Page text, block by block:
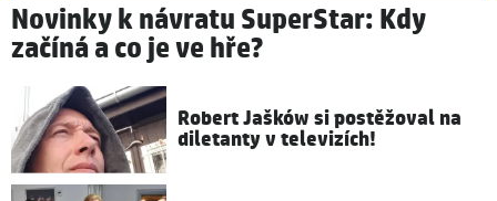
Novinky k návratu SuperStar: Kdy
začíná a co je ve hře?
Robert Jašków si postěžoval na
diletanty v televizích!